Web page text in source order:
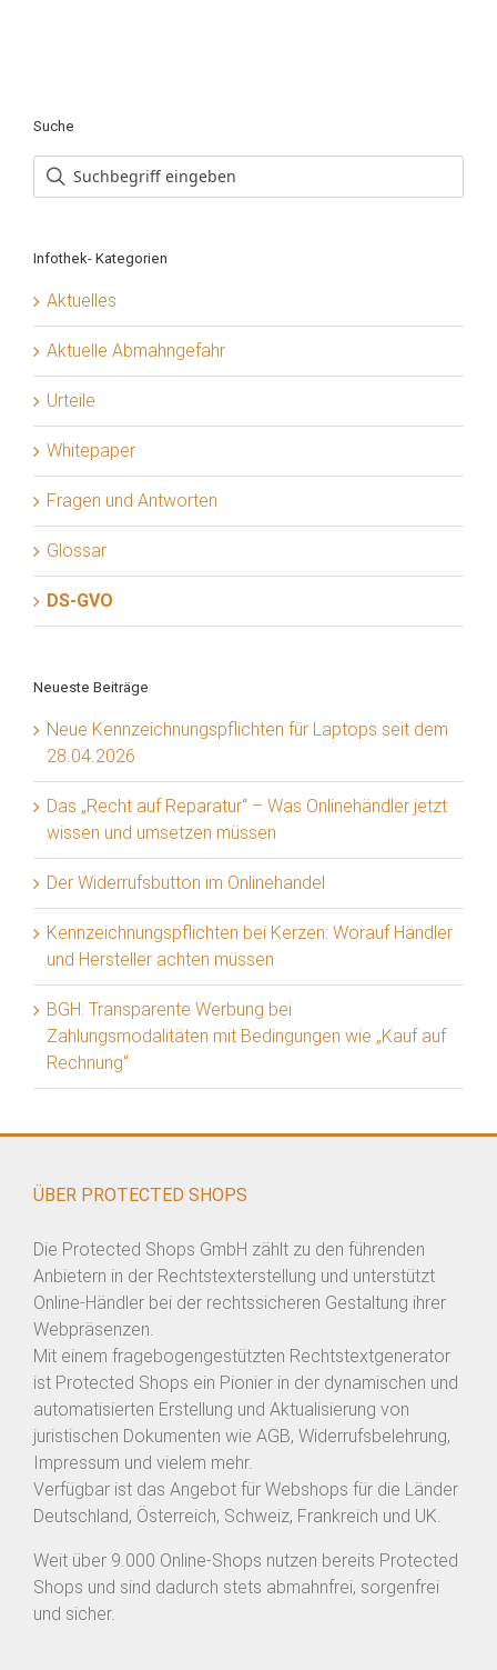
Suche
Infothek- Kategorien
Aktuelles
Aktuelle Abmahngefahr
Urteile
Whitepaper
Fragen und Antworten
Glossar
DS-GVO
Neueste Beiträge
Neue Kennzeichnungspflichten für Laptops seit dem
28.04.2026
Das „Recht auf Reparatur“ – Was Onlinehändler jetzt
wissen und umsetzen müssen
Der Widerrufsbutton im Onlinehandel
Kennzeichnungspflichten bei Kerzen: Worauf Händler
und Hersteller achten müssen
BGH: Transparente Werbung bei
Zahlungsmodalitäten mit Bedingungen wie „Kauf auf
Rechnung“
ÜBER PROTECTED SHOPS
Die Protected Shops GmbH zählt zu den führenden
Anbietern in der Rechtstexterstellung und unterstützt
Online-Händler bei der rechtssicheren Gestaltung ihrer
Webpräsenzen.
Mit einem fragebogengestützten Rechtstextgenerator
ist Protected Shops ein Pionier in der dynamischen und
automatisierten Erstellung und Aktualisierung von
juristischen Dokumenten wie AGB, Widerrufsbelehrung,
Impressum und vielem mehr.
Verfügbar ist das Angebot für Webshops für die Länder
Deutschland, Österreich, Schweiz, Frankreich und UK.
Weit über 9.000 Online-Shops nutzen bereits Protected
Shops und sind dadurch stets abmahnfrei, sorgenfrei
und sicher.